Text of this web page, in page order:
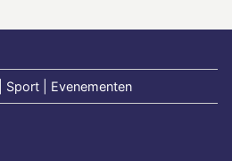
Sport | Evenementen